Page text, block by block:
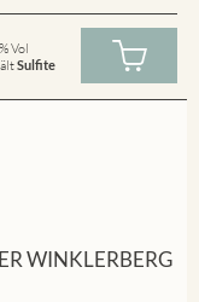
Vol
Sulfite
WINKLERBERG